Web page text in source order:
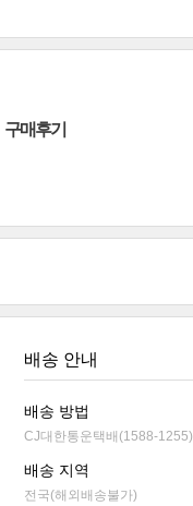
구매후기
배송 안내
배송 방법
CJ대한통운택배(1588-1255)
배송 지역
전국(해외배송불가)